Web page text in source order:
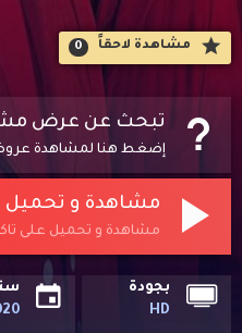
مشاهدة لاحقاََ 0
تبحث عن عرض
إضغط هنا لمشاهدة
مشاهدة و تحميل
مشاهدة و تحميل على
بجودة
HD